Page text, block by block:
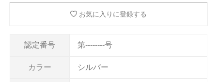
認定番号 第--------号
カラー シルバー
お気に入りに登録する